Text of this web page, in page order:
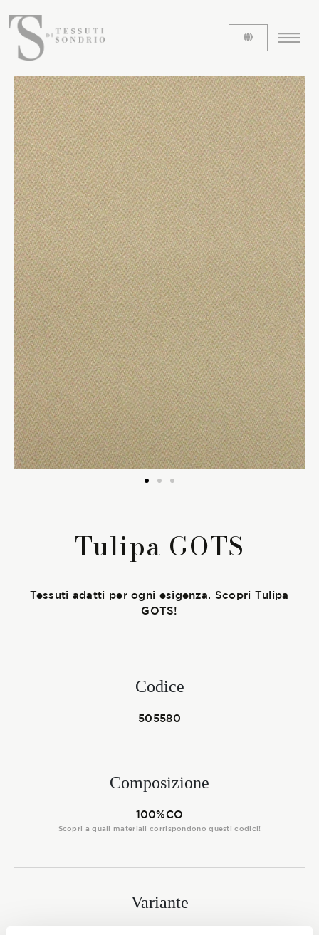
Tulipa GOTS
Tessuti adatti per ogni esigenza. Scopri Tulipa
GOTS!
Codice
505580
Composizione
100%CO
Scopri a quali materiali corrispondono questi codici!
Variante
CHI SIAMO
Le etichette
La nostra storia
Lavora con noi
Share our fabrics
I TESSUTI
La Stagione Autunno/Inverno
La Stagione Primavera/Estate
Le sotto-collezioni
Le caratteristiche
Heart for Earth
Certificazioni
CONTATTI